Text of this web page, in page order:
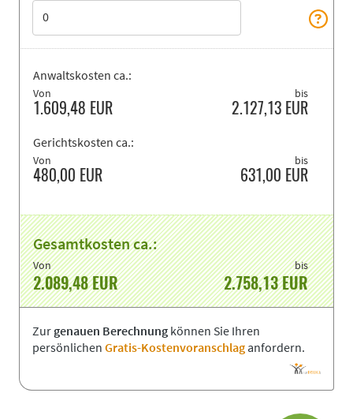
Anwaltskosten ca.:
Von
1.609,48 EUR
bis
2.127,13 EUR
Gerichtskosten ca.:
Von
480,00 EUR
bis
631,00 EUR
Gesamtkosten ca.:
Von
2.089,48EUR
bis
2.758,13EUR
Zurgenauen Berechnung können Sie Ihren
persönlichen Gratis-Kostenvoranschlag anfordern.